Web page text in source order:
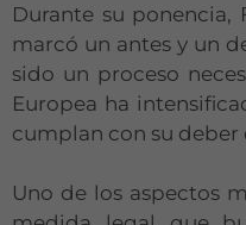
Durante su ponencia,
marcó un antes y un
sido un proceso
Europea ha
cumplan con su deber
Uno de los aspectos